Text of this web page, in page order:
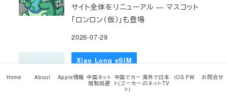
サイト全体をリニューアル — マスコット
「ロンロン（仮）」も登場
2026-07-29
Xiao Long eSIM
【Xiao Long eSIM（小龍eSIM）お知らせ】
【新登場】アメリカ 現地電話番号付き
Home About Apple情報 中国ネット
規制回避
中国でカー
ト(ゴーカー
ト)
海外で日本
のネットTV
iOS FW お問合せ